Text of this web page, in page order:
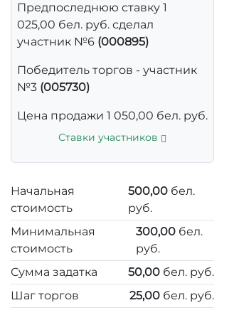
Предпоследнюю ставку 1
025,00 бел. руб. сделал
участник №6 (000895)
Победитель торгов - участник
№3 (005730)
Цена продажи 1 050,00 бел. руб.
Ставки участников
Начальная
стоимость
500,00 бел.
руб.
Минимальная
стоимость
300,00бел.
руб.
Сумма задатка
50,00 бел. руб.
Шаг торгов
25,00 бел. руб.